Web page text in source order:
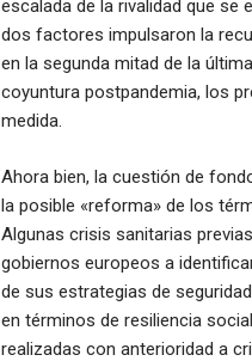
escalada de la rivalidad que
dos factores impulsaron la
en la segunda mitad de la
coyuntura postpandemia, los
medida.
Ahora bien, la cuestión de
la posible «reforma» de los
Algunas crisis sanitarias
gobiernos europeos a
de sus estrategias de
en términos de resiliencia
realizadas con anterioridad a